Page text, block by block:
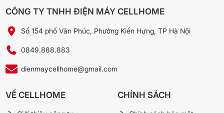
* Hình ảnh chỉ mang tính chất minh họa
CÔNG TY TNHH ĐIỆN MÁY CELLHOME
Số 154 phố Văn Phúc, Phường Kiến Hưng, TP Hà Nội
0849.888.883
dienmaycellhome@gmail.com
VỀ CELLHOME CHÍNH SÁCH